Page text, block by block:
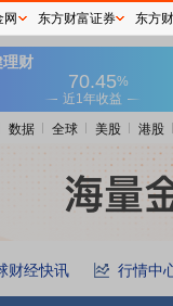
数据 全球 美股 港股
财经快讯 行情中
网 东方财富证券 东方